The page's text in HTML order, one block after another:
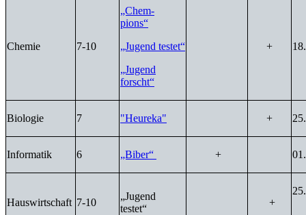
Chemie 7-10
„Chem-
pions“
„Jugend testet“
„Jugend
forscht“
+
Biologie 7 "Heureka" +
Informatik 6 „Biber“ +
Hauswirtschaft 7-10
„Jugend
testet“
+